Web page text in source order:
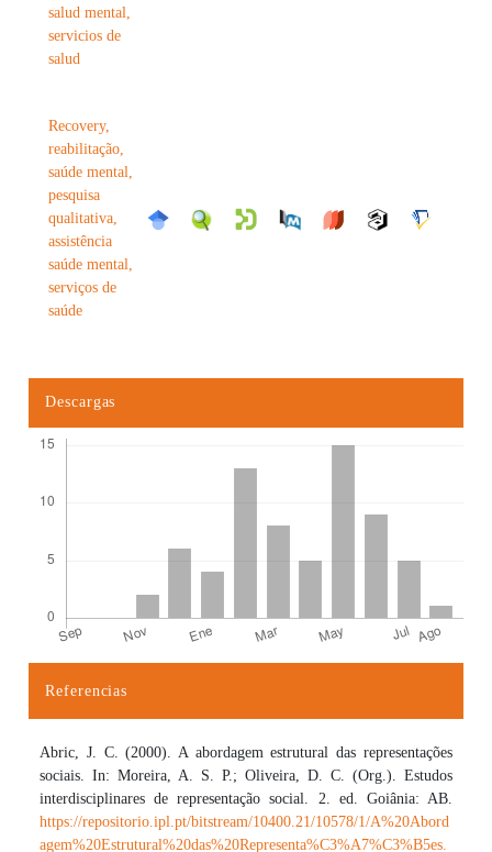
salud mental,
servicios de
salud
Recovery,
reabilitação,
saúde mental,
pesquisa
qualitativa,
assistência
saúde mental,
serviços de
saúde
Descargas
Referencias
Abric, J. C. (2000). A abordagem estrutural das representações
sociais. In: Moreira, A. S. P.; Oliveira, D. C. (Org.). Estudos
interdisciplinares de representação social. 2. ed. Goiânia: AB.
https://repositorio.ipl.pt/bitstream/10400.21/10578/1/A%20Abord
agem%20Estrutural%20das%20Representa%C3%A7%C3%B5es.